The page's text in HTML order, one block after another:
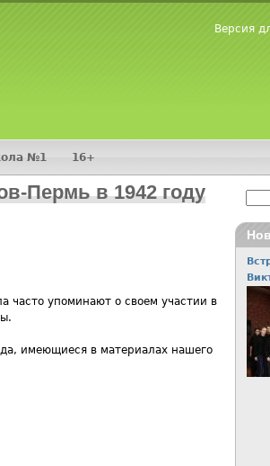
Версия
Пермь в 1942 году
часто упоминают о своем участии в
имеющиеся в материалах нашего
№1 16+